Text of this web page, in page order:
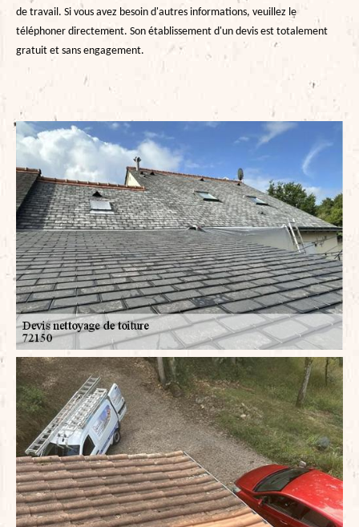
de travail. Si vous avez besoin d'autres informations, veuillez le
téléphoner directement. Son établissement d'un devis est totalement
gratuit et sans engagement.